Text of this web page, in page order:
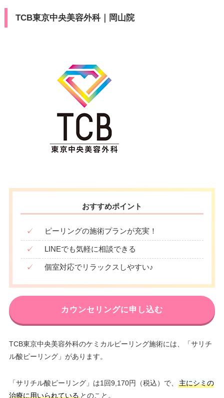
TCB東京中央美容外科｜岡山院
おすすめポイント
✓ ピーリングの施術プランが充実！
✓ LINEでも気軽に相談できる
✓ 個室対応でリラックスしやすい♪
カウンセリングに申し込む
TCB東京中央美容外科のケミカルピーリング施術には、「サリチ
ル酸ピーリング」があります。
「サリチル酸ピーリング」は1回9,170円（税込）で、
主にシミの
治療に用いられているとのこと。